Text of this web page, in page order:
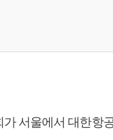
서울에서 대한항